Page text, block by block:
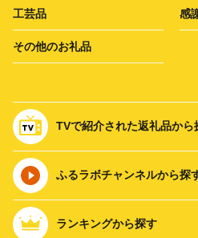
工芸品 感
その他のお礼品
TVで紹介された返礼品から
ふるラボチャンネルから探
ランキングから探す